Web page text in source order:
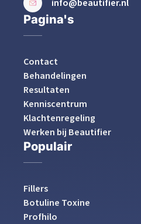
info@beautifier.nl
Pagina's
Contact
Behandelingen
Resultaten
Kenniscentrum
Klachtenregeling
Werken bij Beautifier
Populair
Fillers
Botuline Toxine
Profhilo